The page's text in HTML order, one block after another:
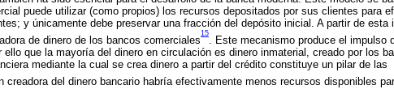
puede utilizar (como propios) los recursos depositados por sus clientes para
y únicamente debe preservar una fracción del depósito inicial. A partir de esta
de dinero de los bancos comerciales
15
. Este mecanismo produce el impulso
que la mayoría del dinero en circulación es dinero inmaterial, creado por los
mediante la cual se crea dinero a partir del crédito constituye un pilar de las
creadora del dinero bancario habría efectivamente menos recursos disponibles